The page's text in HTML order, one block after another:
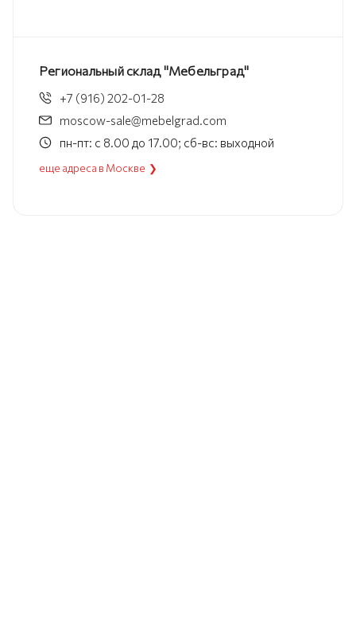
Региональный склад "Мебельград"
+7 (916) 202-01-28
moscow-sale@mebelgrad.com
пн-пт: с 8.00 до 17.00; сб-вс: выходной
еще адреса в Москве ❯